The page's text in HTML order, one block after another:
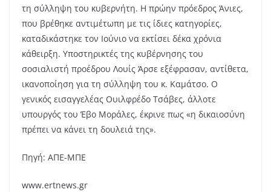
τη σύλληψη του κυβερνήτη. Η πρώην πρόεδρος Άνιες,
που βρέθηκε αντιμέτωπη με τις ίδιες κατηγορίες,
καταδικάστηκε τον Ιούνιο να εκτίσει δέκα χρόνια
κάθειρξη. Υποστηρικτές της κυβέρνησης του
σοσιαλιστή προέδρου Λουίς Άρσε εξέφρασαν, αντίθετα,
ικανοποίηση για τη σύλληψη του κ. Καμάτσο. Ο
γενικός εισαγγελέας Ουιλφρέδο Τσάβες, άλλοτε
υπουργός του Έβο Μοράλες, έκρινε πως «η δικαιοσύνη
πρέπει να κάνει τη δουλειά της».
Πηγή: ΑΠΕ-ΜΠΕ
www.ertnews.gr